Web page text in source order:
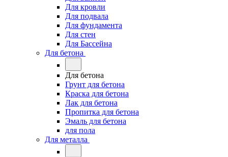
Для кровли
Для подвала
Для фундамента
Для стен
Для Бассейна
Для бетона
Для бетона
Грунт для бетона
Краска для бетона
Лак для бетона
Пропитка для бетона
Эмаль для бетона
для пола
Для металла